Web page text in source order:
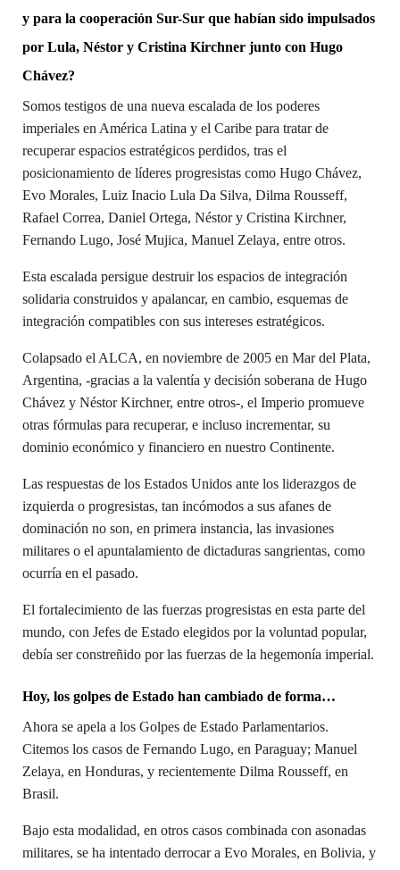
y para la cooperación Sur-Sur que habían sido impulsados
por Lula, Néstor y Cristina Kirchner junto con Hugo
Chávez?
Somos testigos de una nueva escalada de los poderes
imperiales en América Latina y el Caribe para tratar de
recuperar espacios estratégicos perdidos, tras el
posicionamiento de líderes progresistas como Hugo Chávez,
Evo Morales, Luiz Inacio Lula Da Silva, Dilma Rousseff,
Rafael Correa, Daniel Ortega, Néstor y Cristina Kirchner,
Fernando Lugo, José Mujica, Manuel Zelaya, entre otros.
Esta escalada persigue destruir los espacios de integración
solidaria construidos y apalancar, en cambio, esquemas de
integración compatibles con sus intereses estratégicos.
Colapsado el ALCA, en noviembre de 2005 en Mar del Plata,
Argentina, -gracias a la valentía y decisión soberana de Hugo
Chávez y Néstor Kirchner, entre otros-, el Imperio promueve
otras fórmulas para recuperar, e incluso incrementar, su
dominio económico y financiero en nuestro Continente.
Las respuestas de los Estados Unidos ante los liderazgos de
izquierda o progresistas, tan incómodos a sus afanes de
dominación no son, en primera instancia, las invasiones
militares o el apuntalamiento de dictaduras sangrientas, como
ocurría en el pasado.
El fortalecimiento de las fuerzas progresistas en esta parte del
mundo, con Jefes de Estado elegidos por la voluntad popular,
debía ser constreñido por las fuerzas de la hegemonía imperial.
Hoy, los golpes de Estado han cambiado de forma…
Ahora se apela a los Golpes de Estado Parlamentarios.
Citemos los casos de Fernando Lugo, en Paraguay; Manuel
Zelaya, en Honduras, y recientemente Dilma Rousseff, en
Brasil.
Bajo esta modalidad, en otros casos combinada con asonadas
militares, se ha intentado derrocar a Evo Morales, en Bolivia, y